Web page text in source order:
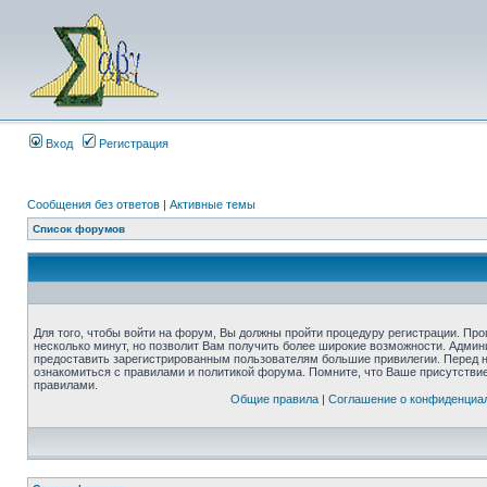
Вход Регистрация
Сообщения без ответов | Активные темы
Список форумов
Для того, чтобы войти на форум, Вы должны пройти процедуру регистрации.
несколько минут, но позволит Вам получить более широкие возможности.
предоставить зарегистрированным пользователям большие привилегии.
ознакомиться с правилами и политикой форума. Помните, что Ваше
правилами.
Общие правила| Соглашение о